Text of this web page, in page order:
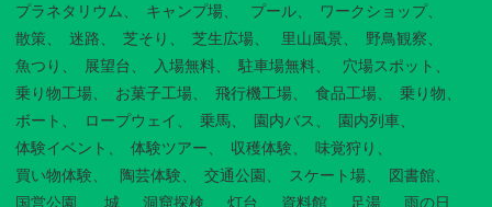
プラネタリウム
キャンプ場 プール
ワークショップ
散策
迷路 芝そり 芝生広場 里山風景
野鳥観察
魚つり
展望台 入場無料 駐車場無料
穴場スポット
乗り物工場
お菓子工場 飛行機工場 食品工場
乗り物
ボート
ロープウェイ 乗馬 園内バス
園内列車
体験イベント
体験ツアー 収穫体験
味覚狩り
買い物体験
陶芸体験 交通公園 スケート場
図書館
国営公園
城 洞窟探検 灯台 資料館 足湯 雨の日